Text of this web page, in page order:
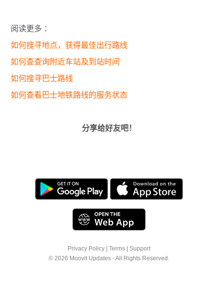
阅读更多 ：
如何搜寻地点，获得最佳出行路线
如何查查询附近车站及到站时间
如何搜寻巴士路线
如何查看巴士地铁路线的服务状态
分享给好友吧！
Privacy Policy | Terms | Support
© 2026 Moovit Updates - All Rights Reserved.